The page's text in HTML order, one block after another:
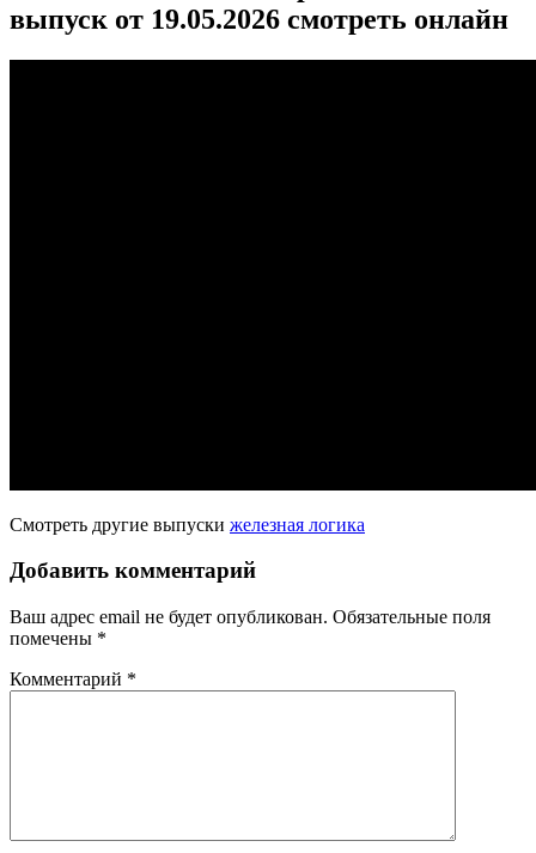
выпуск от 19.05.2026 смотреть онлайн
Смотреть другие выпуски железная логика
Добавить комментарий
Ваш адрес email не будет опубликован. Обязательные поля
помечены *
Комментарий *